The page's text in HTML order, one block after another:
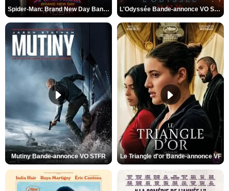
Spider-Man: Brand New Day Bande-annonce VO STFR L'Odyssée Bande-annonce VO STFR
Mutiny Bande-annonce VO STFR Le Triangle d'or Bande-annonce VF